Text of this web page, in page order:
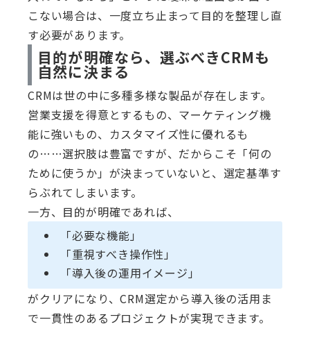
こない場合は、一度立ち止まって目的を整理し直
す必要があります。
目的が明確なら、選ぶべきCRMも
自然に決まる
CRMは世の中に多種多様な製品が存在します。
営業支援を得意とするもの、マーケティング機
能に強いもの、カスタマイズ性に優れるも
の……選択肢は豊富ですが、だからこそ「何の
ために使うか」が決まっていないと、選定基準す
らぶれてしまいます。
一方、目的が明確であれば、
「必要な機能」
「重視すべき操作性」
「導入後の運用イメージ」
がクリアになり、CRM選定から導入後の活用ま
で一貫性のあるプロジェクトが実現できます。